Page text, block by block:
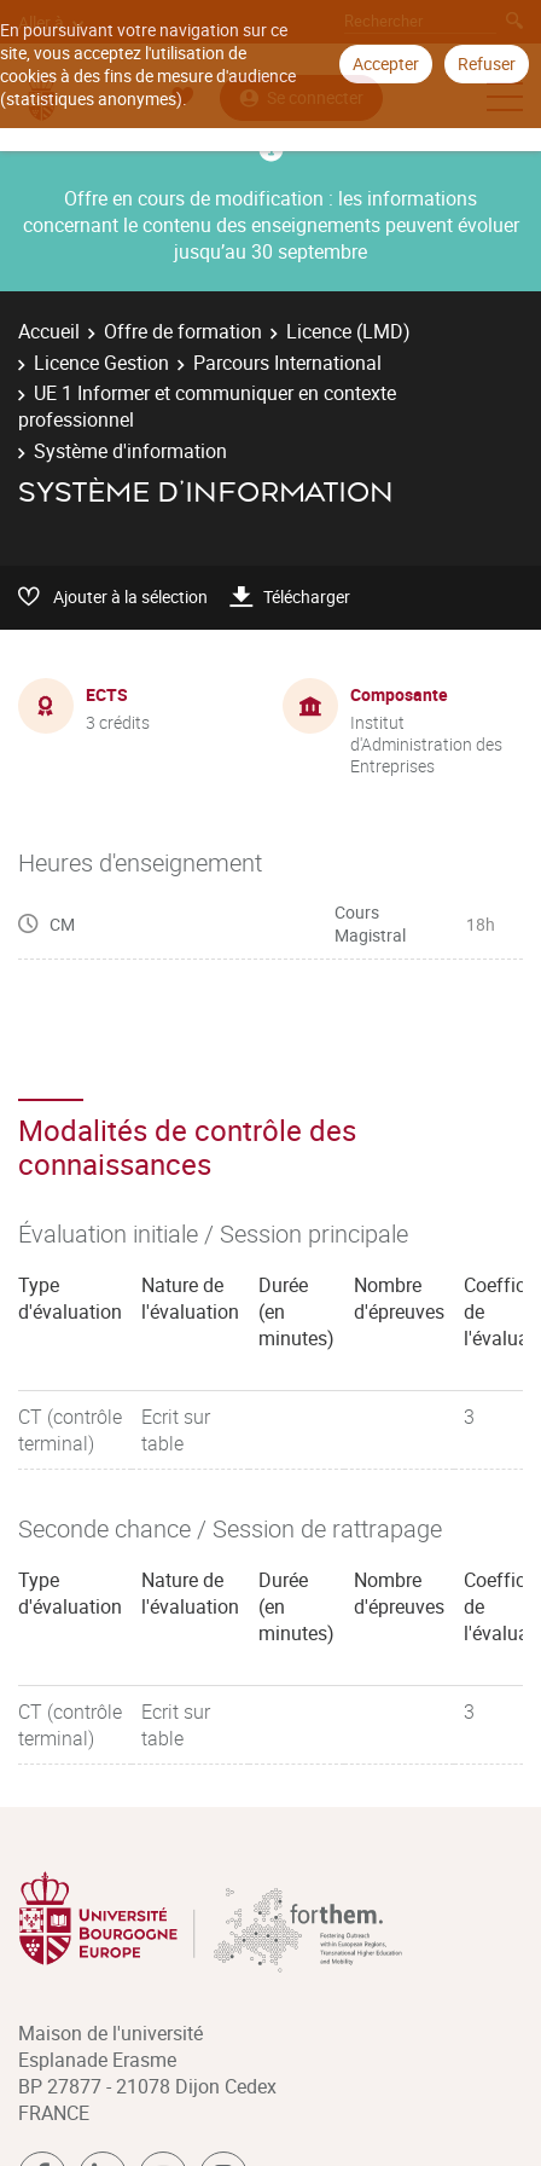
En poursuivant votre navigation sur ce
site, vous acceptez l'utilisation de
cookies à des fins de mesure d'audience
(statistiques anonymes).
Accepter Refuser
Aller à
Se connecter
Offre en cours de modification : les informations
concernant le contenu des enseignements peuvent évoluer
jusqu’au 30 septembre
Accueil Offre de formation
Licence (LMD)
Licence Gestion
Parcours International
UE 1 Informer et communiquer en contexte
professionnel
Système d'information
SYSTÈME D'INFORMATION
Ajouter à la sélection Télécharger
ECTS
3 crédits
Composante
Institut
d'Administration des
Entreprises
Heures d'enseignement
CM
Cours
Magistral
18h
Modalités de contrôle des
connaissances
Évaluation initiale / Session principale
Type
d'évaluation
Nature de
l'évaluation
Durée
(en
minutes)
Nombre
d'épreuves
de
CT (contrôle
terminal)
Ecrit sur
table
3
Seconde chance / Session de rattrapage
Type
d'évaluation
Nature de
l'évaluation
Durée
(en
minutes)
Nombre
d'épreuves
de
CT (contrôle
terminal)
Ecrit sur
table
3
Maison de l'université
Esplanade Erasme
BP 27877 - 21078 Dijon Cedex
FRANCE